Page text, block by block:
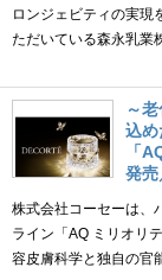
ロンジェビティの実現
ただいている森永乳
～
込
「
発売
株式会社コーセーは、
ライン「AQ ミリオリ
容皮膚科学と独自の